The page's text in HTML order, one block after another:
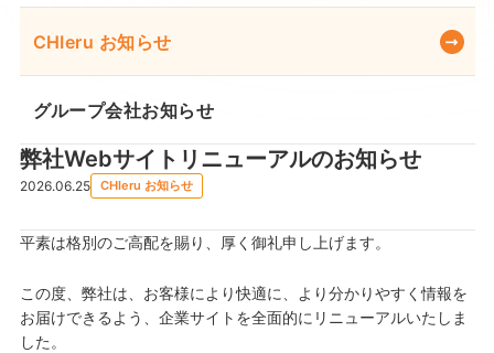
CHIeru お知らせ
グループ会社お知らせ
弊社Webサイトリニューアルのお知らせ
2026.06.25 CHIeru お知らせ
平素は格別のご高配を賜り、厚く御礼申し上げます。
この度、弊社は、お客様により快適に、より分かりやすく情報を
お届けできるよう、企業サイトを全面的にリニューアルいたしま
した。